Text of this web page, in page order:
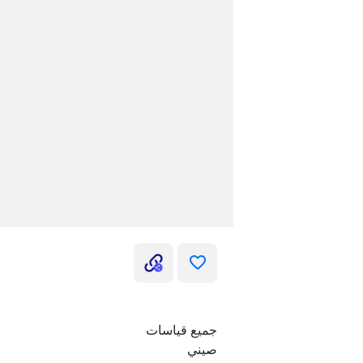
جميع قياسات
صيني